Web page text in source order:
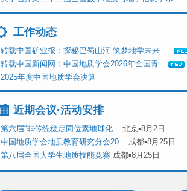
工作动态
转载中国矿业报：探秘巴蜀山河 筑梦地学未来│...
转载中国新闻网：中国地质学会2026年全国青...
2025年度中国地质学会决算
近期会议·活动安排
第六届“非传统稳定同位素地球化... 北京▪8月2日
中国地质学会地质教育研究分会20... 成都▪8月25日
第八届全国大学生地质技能竞赛 成都▪8月25日